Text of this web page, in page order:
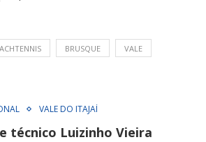
BRUSQUE VALE
VALE DO ITAJAÍ
técnico Luizinho Vieira